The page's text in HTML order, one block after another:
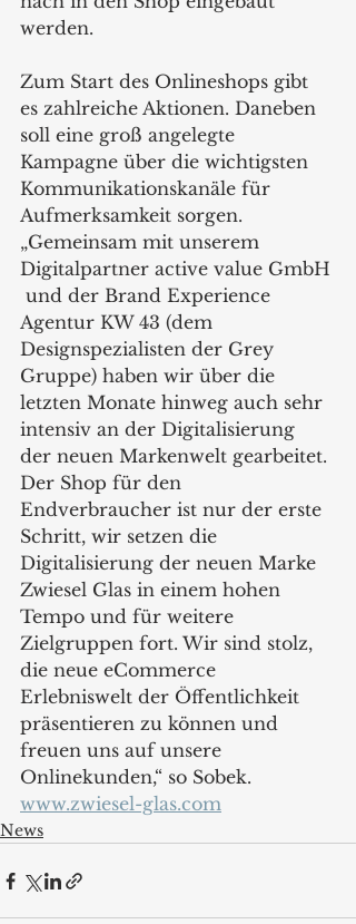
werden.
Zum Start des Onlineshops gibt
es zahlreiche Aktionen. Daneben
soll eine groß angelegte
Kampagne über die wichtigsten
Kommunikationskanäle für
Aufmerksamkeit sorgen.
„Gemeinsam mit unserem
Digitalpartner active value GmbH
und der Brand Experience
Agentur KW 43 (dem
Designspezialisten der Grey
Gruppe) haben wir über die
letzten Monate hinweg auch sehr
intensiv an der Digitalisierung
der neuen Markenwelt gearbeitet.
Der Shop für den
Endverbraucher ist nur der erste
Schritt, wir setzen die
Digitalisierung der neuen Marke
Zwiesel Glas in einem hohen
Tempo und für weitere
Zielgruppen fort. Wir sind stolz,
die neue eCommerce
Erlebniswelt der Öffentlichkeit
präsentieren zu können und
freuen uns auf unsere
Onlinekunden,“ so Sobek.
www.zwiesel-glas.com
News